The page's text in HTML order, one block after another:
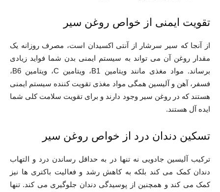
تقویت ایمنی از خواص روغن سیر
از آنجا که سیر سرشار از آنتی اکسیدان است، مصرف روزانه یک
مقدار روغن آن می تواند به سیستم ایمنی بدن شما فواید زیادی
برساند. مواد مغذی مانند ویتامین B1، ویتامین C، ویتامین B6،
فسفر، آهن و آلیسین همگی مواد مغذی تقویت کننده سیستم ایمنی
هستند که در روغن سیر وجود دارند و برای تقویت سلامت کلی شما
ایده آل هستند.
تسکین دندان درد از خواص روغن سیر
ترکیب آلیسین جادویی نه تنها در به حداقل رساندن درد و التهاب
دندان کمک می کند بلکه به کاهش رشد و فعالیت باکتری ها نیز
کمک می کند و همچنین از پوسیدگی دندان جلوگیری می کند. تنها